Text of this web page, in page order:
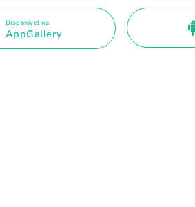
Disponível na
AppGallery